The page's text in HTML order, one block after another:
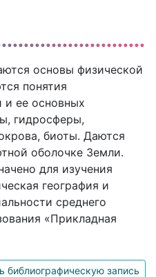
основы физической
понятия
и ее основных
гидросферы,
биоты. Даются
оболочке Земли.
для изучения
география и
среднего
«Прикладная
библиографическую запись